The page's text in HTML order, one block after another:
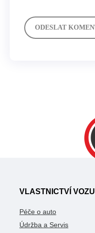
VLASTNICTVÍ VOZU
Péče o auto
Údržba a Servis